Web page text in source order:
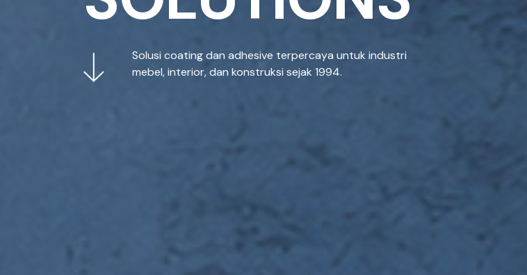
Solusi coating dan adhesive terpercaya untuk industri
mebel, interior, dan konstruksi sejak 1994.